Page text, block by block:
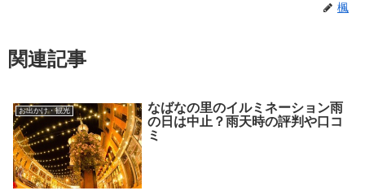
楓
関連記事
お出かけ・観光
なばなの里のイルミネーション雨
の日は中止？雨天時の評判や口コ
ミ